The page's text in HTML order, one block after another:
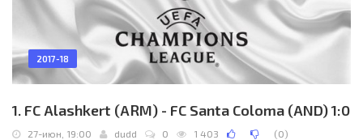
2017-18
1. FC Alashkert (ARM) - FC Santa Coloma (AND) 1:0
27-июн, 19:00 dudd 0 1 403 (0)